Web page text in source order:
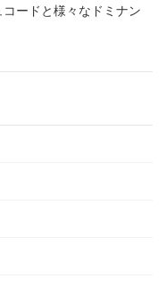
ードと様々なドミナン